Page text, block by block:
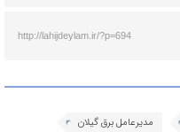
http://lahijdeylam.ir/?p=694
مدیرعامل برق گیلان